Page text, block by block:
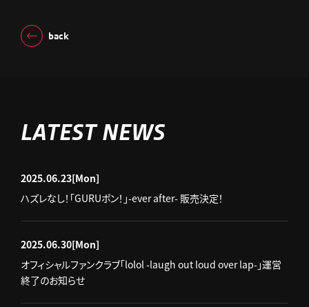
back
LATEST NEWS
2025.06.23[Mon]
ハズレなし！「GURUポン！」-ever after- 販売決定！
2025.06.30[Mon]
オフィシャルファンクラブ「lolol -laugh out loud over lap-」運営
終了のお知らせ